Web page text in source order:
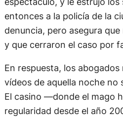
entonces a la policía de la
denuncia, pero asegura
y que cerraron el caso por
En respuesta, los
vídeos de aquella noche no
El casino —donde el mago
regularidad desde el año